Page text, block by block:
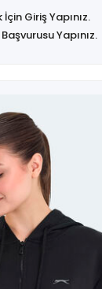
Giriş Yapınız.
Yapınız.